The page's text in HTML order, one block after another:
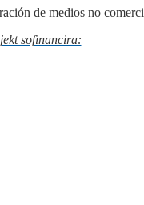
de medios no
sofinancira: